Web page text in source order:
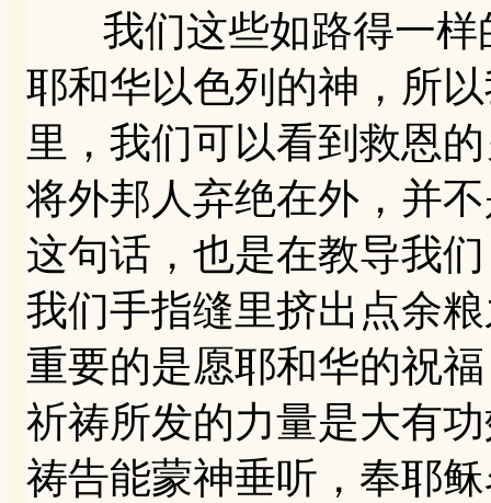
我们这些如路得一样
耶和华以色列的神，所
里，我们可以看到救恩
将外邦人弃绝在外，并
这句话，也是在教导我
我们手指缝里挤出点余
重要的是愿耶和华的祝
祈祷所发的力量是大有
祷告能蒙神垂听，奉耶